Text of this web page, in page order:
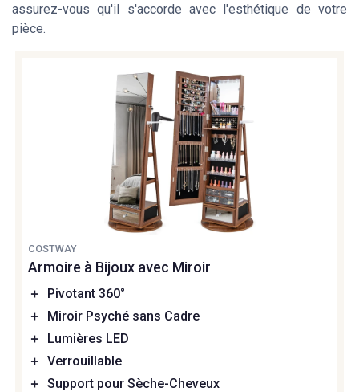
assurez-vous qu'il s'accorde avec l'esthétique de votre
pièce.
COSTWAY
Armoire à Bijoux avec Miroir
＋
Pivotant 360°
＋
Miroir Psyché sans Cadre
＋
Lumières LED
＋ Verrouillable
＋ Support pour Sèche-Cheveux